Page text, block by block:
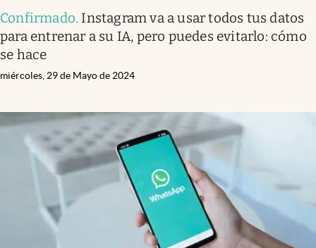
Confirmado. Instagram va a usar todos tus datos
para entrenar a su IA, pero puedes evitarlo: cómo
se hace
miércoles, 29 de Mayo de 2024